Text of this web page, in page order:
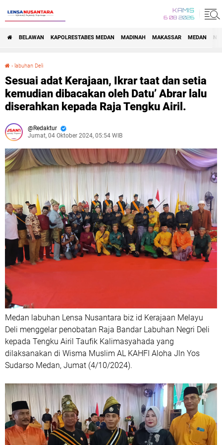
KAMIS
6 08 2026
BELAWAN KAPOLRESTABES MEDAN MADINAH MAKASSAR MEDAN
› labuhan Deli
Sesuai adat Kerajaan, Ikrar taat dan setia
kemudian dibacakan oleh Datu’ Abrar lalu
diserahkan kepada Raja Tengku Airil.
Redaktur
Jumat, 04 Oktober 2024, 05:54 WIB
Medan labuhan Lensa Nusantara biz id Kerajaan Melayu
Deli menggelar penobatan Raja Bandar Labuhan Negri Deli
kepada Tengku Airil Taufik Kalimasyahada yang
dilaksanakan di Wisma Muslim AL KAHFI Aloha Jln Yos
Sudarso Medan, Jumat (4/10/2024).